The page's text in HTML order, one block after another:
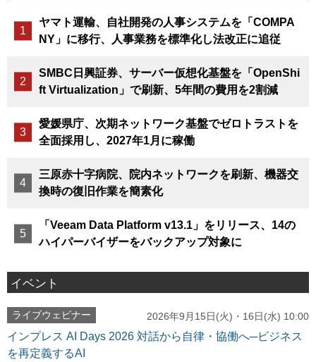
ヤマト運輸、自社開発の人事システムを「COMPA
NY」に移行、人事業務を標準化し法改正に追従
SMBC日興証券、サーバー仮想化基盤を「OpenShi
ft Virtualization」で刷新、5年間の費用を2割減
愛媛県庁、次期ネットワーク基盤でゼロトラストを
全面採用し、2027年1月に稼働
三原赤十字病院、院内ネットワークを刷新、機器交
換時の復旧作業を簡素化
「Veeam Data Platform v13.1」をリリース、14の
ハイパーバイザーをバックアップ対象に
イベント
ライブウェビナー 2026年9月15日(火)・16日(水) 10:00
インプレス AI Days 2026 対話から自律・協働へ─ビジネス
を再定義するAI